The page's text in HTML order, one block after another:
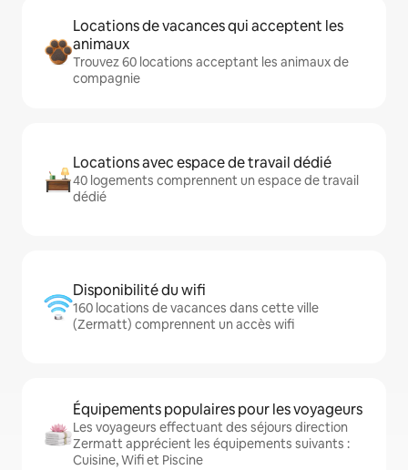
Locations de vacances qui acceptent les
animaux
Trouvez 60 locations acceptant les animaux de
compagnie
Locations avec espace de travail dédié
40 logements comprennent un espace de travail
dédié
Disponibilité du wifi
160 locations de vacances dans cette ville
(Zermatt) comprennent un accès wifi
Équipements populaires pour les voyageurs
Les voyageurs effectuant des séjours direction
Zermatt apprécient les équipements suivants :
Cuisine, Wifi et Piscine